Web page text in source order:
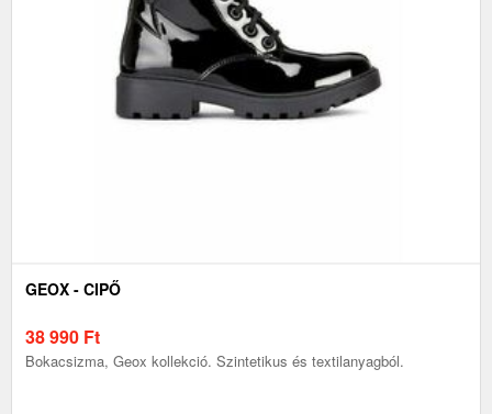
GEOX - CIPŐ
38 990 Ft
Bokacsizma, Geox kollekció. Szintetikus és textilanyagból.